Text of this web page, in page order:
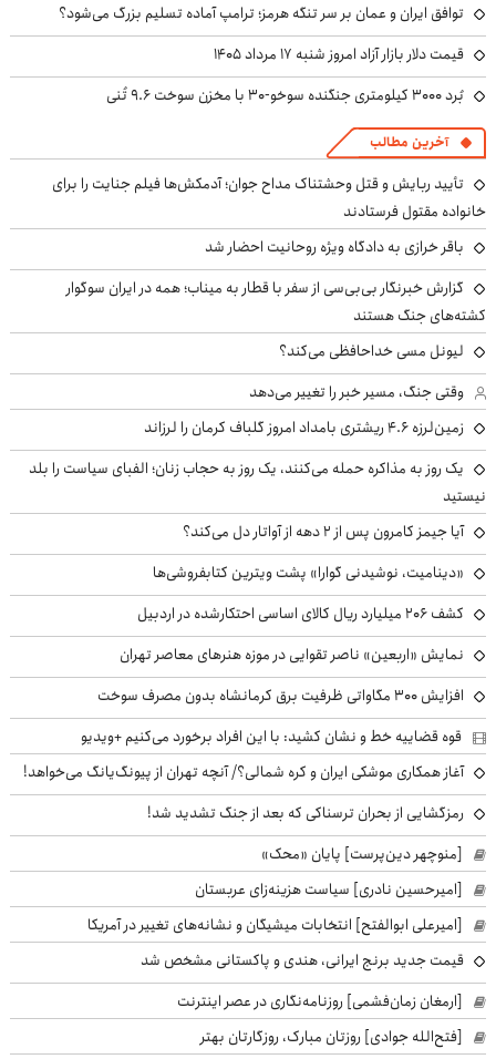
توافق ایران و عمان بر سر تنگه هرمز؛ ترامپ آماده تسلیم بزرگ می‌شود؟
قیمت دلار بازار آزاد امروز شنبه ۱۷ مرداد ۱۴۰۵
بُرد ۳۰۰۰ کیلومتری جنگنده سوخو-۳۰ با مخزن سوخت ۹.۶ تُنی
آخرین مطالب
تأیید ربایش و قتل وحشتناک مداح جوان؛ آدمکش‌ها فیلم جنایت را برای
خانواده مقتول فرستادند
باقر خرازی به دادگاه ویژه روحانیت احضار شد
گزارش خبرنگار بی‌بی‌سی از سفر با قطار به میناب؛ همه در ایران سوگوار
کشته‌های جنگ هستند
لیونل مسی خداحافظی می‌کند؟
وقتی جنگ، مسیر خبر را تغییر می‌دهد
زمین‌لرزه ۴.۶ ریشتری بامداد امروز گلباف کرمان را لرزاند
یک روز به مذاکره حمله می‌کنند، یک روز به حجاب زنان؛ الفبای سیاست را بلد
نیستید
آیا جیمز کامرون پس از ۲ دهه از آواتار دل می‌کند؟
«دینامیت، نوشیدنی گوارا» پشت ویترین کتابفروشی‌ها
کشف ۲۰۶ میلیارد ریال کالای اساسی احتکارشده در اردبیل
نمایش «اربعین» ناصر تقوایی در موزه هنرهای معاصر تهران
افزایش ۳۰۰ مگاواتی ظرفیت برق کرمانشاه بدون مصرف سوخت
قوه قضاییه خط و نشان کشید: با این افراد برخورد می‌کنیم +ویدیو
آغاز همکاری موشکی ایران و کره شمالی؟/ آنچه تهران از پیونگ‌یانگ می‌خواهد!
رمزگشایی از بحران ترسناکی که بعد از جنگ تشدید شد!
[منوچهر دین‌پرست] پایان «محک»
[امیرحسین نادری] سیاست هزینه‌زای عربستان
[امیرعلی ابوالفتح] انتخابات میشیگان و نشانه‌های تغییر در آمریکا
قیمت جدید برنج ایرانی، هندی و پاکستانی مشخص شد
[ارمغان زمان‌فشمی] روزنامه‌نگاری در عصر اینترنت
[فتح‌الله جوادی] روزتان مبارک، روزگارتان بهتر